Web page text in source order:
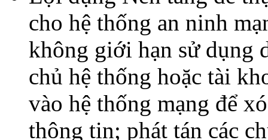
cho hệ thống an ninh
không giới hạn sử dụng
chủ hệ thống hoặc tài
vào hệ thống mạng để
thông tin; phát tán các